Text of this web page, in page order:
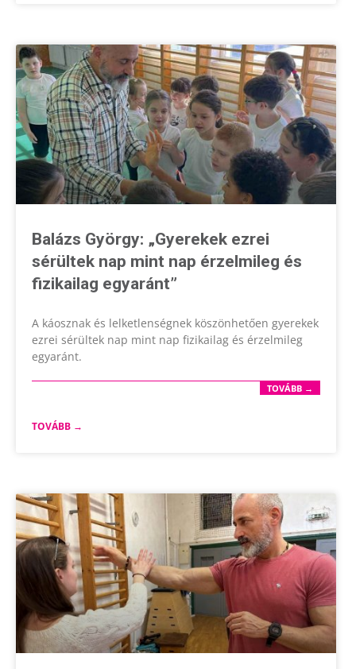
Balázs György: „Gyerekek ezrei
sérültek nap mint nap érzelmileg és
fizikailag egyaránt”
A káosznak és lelketlenségnek köszönhetően gyerekek
ezrei sérültek nap mint nap fizikailag és érzelmileg
egyaránt.
TOVÁBB →
TOVÁBB →